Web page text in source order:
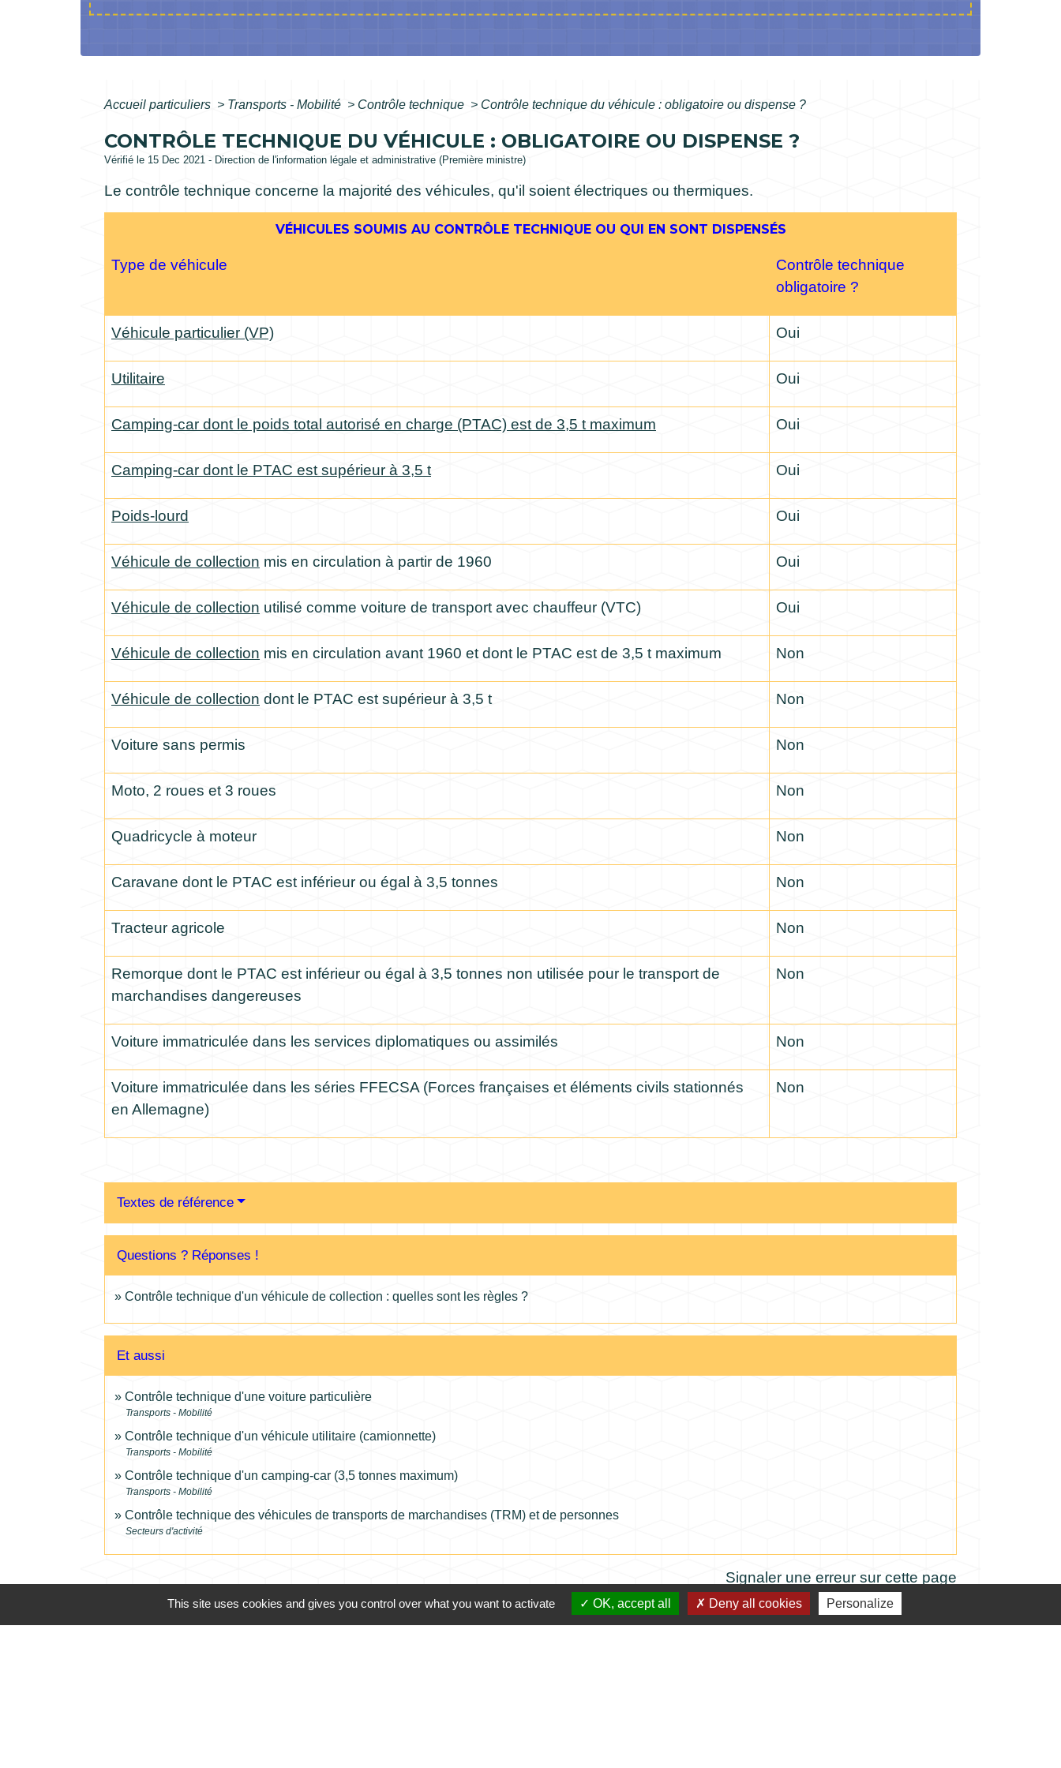
Accueil particuliers > Transports - Mobilité > Contrôle technique > Contrôle technique du véhicule : obligatoire ou dispense ?
CONTRÔLE TECHNIQUE DU VÉHICULE : OBLIGATOIRE OU DISPENSE ?
Vérifié le 15 Dec 2021 - Direction de l'information légale et administrative (Première ministre)
Le contrôle technique concerne la majorité des véhicules, qu'il soient électriques ou thermiques.
VÉHICULES SOUMIS AU CONTRÔLE TECHNIQUE OU QUI EN SONT DISPENSÉS
Type de véhicule
Contrôle technique
obligatoire ?
Véhicule particulier (VP) Oui
Utilitaire Oui
Camping-car dont le poids total autorisé en charge (PTAC) est de 3,5 t maximum Oui
Camping-car dont le PTAC est supérieur à 3,5 t Oui
Poids-lourd Oui
Véhicule de collection mis en circulation à partir de 1960 Oui
Véhicule de collection utilisé comme voiture de transport avec chauffeur (VTC) Oui
Véhicule de collection mis en circulation avant 1960 et dont le PTAC est de 3,5 t maximum Non
Véhicule de collection dont le PTAC est supérieur à 3,5 t Non
Voiture sans permis Non
Moto, 2 roues et 3 roues Non
Quadricycle à moteur Non
Caravane dont le PTAC est inférieur ou égal à 3,5 tonnes Non
Tracteur agricole Non
Remorque dont le PTAC est inférieur ou égal à 3,5 tonnes non utilisée pour le transport de
marchandises dangereuses
Non
Voiture immatriculée dans les services diplomatiques ou assimilés Non
Voiture immatriculée dans les séries FFECSA (Forces françaises et éléments civils stationnés
en Allemagne)
Non
Textes de référence
Questions ? Réponses !
Contrôle technique d'un véhicule de collection : quelles sont les règles ?
Et aussi
Contrôle technique d'une voiture particulière
Transports - Mobilité
Contrôle technique d'un véhicule utilitaire (camionnette)
Transports - Mobilité
Contrôle technique d'un camping-car (3,5 tonnes maximum)
Transports - Mobilité
Contrôle technique des véhicules de transports de marchandises (TRM) et de personnes
Secteurs d'activité
Signaler une erreur sur cette page
This site uses cookies and gives you control over what you want to activate OK, accept all Deny all cookies Personalize